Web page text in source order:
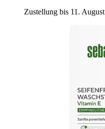
Zustellung bis 11. August